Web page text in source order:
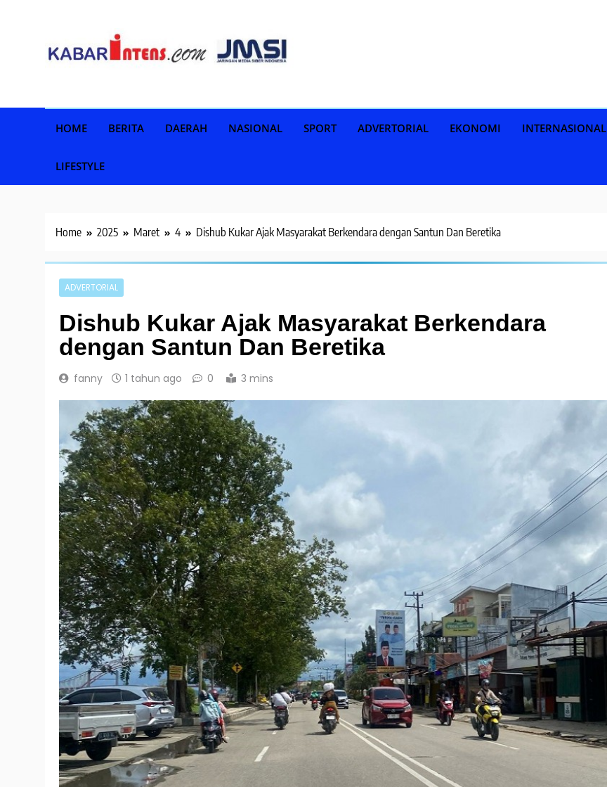
HOME BERITA DAERAH NASIONAL SPORT ADVERTORIAL EKONOMI INTERNASIONAL
LIFESTYLE
Home 2025 Maret 4 Dishub Kukar Ajak Masyarakat Berkendara dengan Santun Dan Beretika
ADVERTORIAL
Dishub Kukar Ajak Masyarakat Berkendara
dengan Santun Dan Beretika
fanny 1 tahun ago 0 3 mins